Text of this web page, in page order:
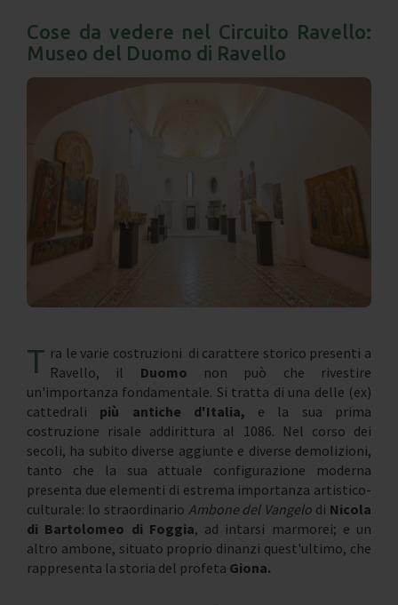
Cose da vedere nel Circuito Ravello:
Museo del Duomo di Ravello
T ra le varie costruzioni di carattere storico presenti a
Ravello, il Duomo non può che rivestire
un'importanza fondamentale. Si tratta di una delle (ex)
cattedrali più antiche d'Italia, e la sua prima
costruzione risale addirittura al 1086. Nel corso dei
secoli, ha subito diverse aggiunte e diverse demolizioni,
tanto che la sua attuale configurazione moderna
presenta due elementi di estrema importanza artistico-
culturale: lo straordinario Ambone del Vangelo di Nicola
di Bartolomeo di Foggia, ad intarsi marmorei; e un
altro ambone, situato proprio dinanzi quest'ultimo, che
rappresenta la storia del profeta Giona.